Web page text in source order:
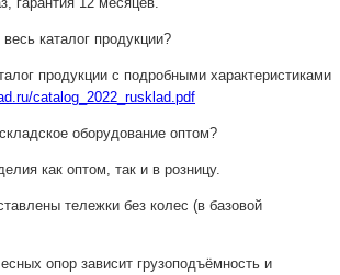
каталог продукции?
продукции с подробными характеристиками
catalog_2022_rusklad.pdf
оборудование оптом?
как оптом, так и в розницу.
тележки без колес (в базовой
опор зависит грузоподъёмность и